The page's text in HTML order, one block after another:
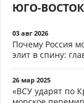
ЮГО-ВОСТОК
03 авг 2026
Почему Россия
элит в спину:
26 мар 2025
«ВСУ ударят по